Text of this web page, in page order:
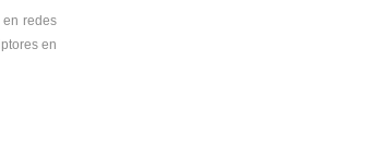
redes
en